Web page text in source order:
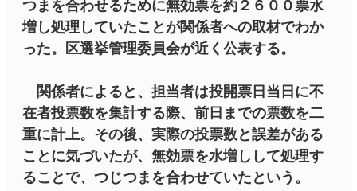
つまを合わせるために無効票を約２６００票水
増し処理していたことが関係者への取材でわか
った。区選挙管理委員会が近く公表する。
関係者によると、担当者は投開票日当日に不
在者投票数を集計する際、前日までの票数を二
重に計上。その後、実際の投票数と誤差がある
ことに気づいたが、無効票を水増しして処理す
ることで、つじつまを合わせていたという。